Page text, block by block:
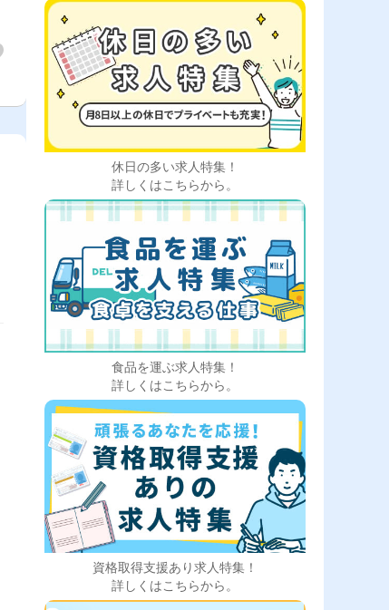
休日の多い求人特集！
詳しくはこちらから。
食品を運ぶ求人特集！
詳しくはこちらから。
資格取得支援あり求人特集！
詳しくはこちらから。